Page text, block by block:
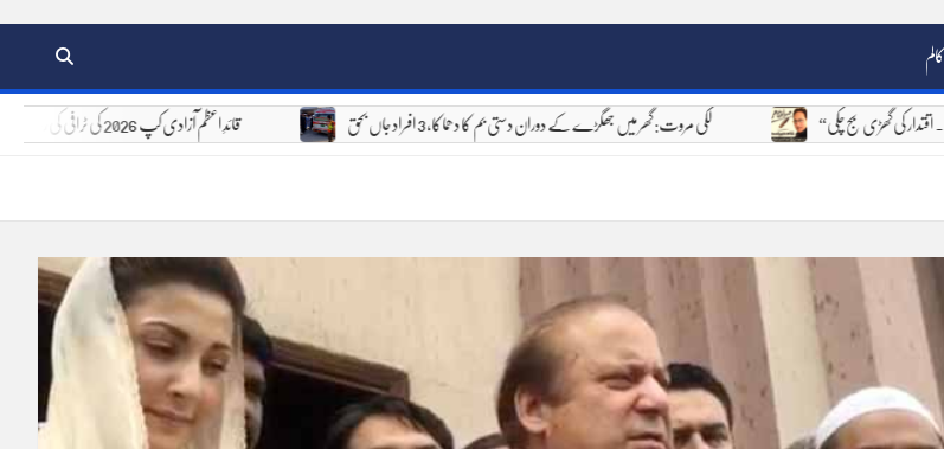
کالم
قائدِ اعظم آزادی کپ 2026 کی ٹرافی کی رونمائی، 6 اور 7 اگست کو 8 ٹیمیں مدمقابل ہوں گی لکی مروت: گھر میں جھگڑے کے دوران دستی بم کا دھماکا، 3 افراد جاں بحق “ٹک ٹاک۔۔۔ اقتدار کی گھڑی بج چکی!”